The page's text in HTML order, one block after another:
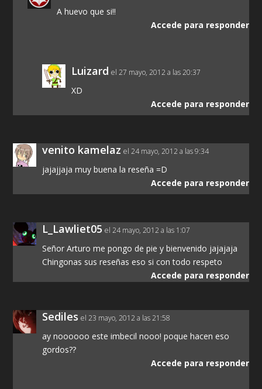
A huevo que si!!
Accede para responder
Luizard el 27 mayo, 2012 a las 20:37
XD
Accede para responder
venito kamelaz el 24 mayo, 2012 a las 9:34
jajajjaja muy buena la reseña =D
Accede para responder
L_Lawliet05 el 24 mayo, 2012 a las 1:07
Señor Arturo me pongo de pie y bienvenido jajajaja
Chingonas sus reseñas eso si con todo respeto
Accede para responder
Sediles el 23 mayo, 2012 a las 21:58
ay noooooo este imbecil nooo! poque hacen eso
gordos??
Accede para responder